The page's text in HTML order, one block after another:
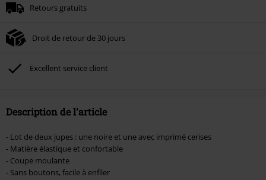
Une fois le code saisi, la réduction sera automatiquement déduite à la fin de
Non cumulable avec dautres promotions. Non valable sur : les livres, les
Broilers, Die Ärzte, Die Toten Hosen, Metality, les bons d'achat et les articles
incluant un don.
Retours gratuits
Droit de retour de 30 jours
Excellent service client
Description de l'article
- Lot de deux jupes : une noire et une avec imprimé cerises
- Matière élastique et confortable
- Coupe moulante
- Sans boutons, facile à enfiler